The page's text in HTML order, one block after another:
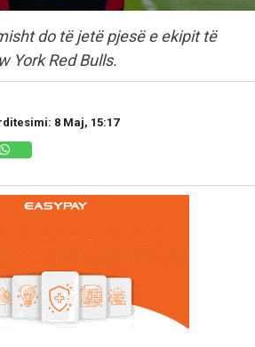
do të jetë pjesë e ekipit të
York Red Bulls.
8 Maj, 15:17